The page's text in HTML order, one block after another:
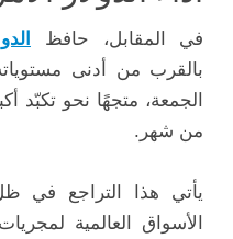
في المقابل، حافظ
بالقرب من أدنى
الجمعة، متجهًا نحو تكبّد
من شهر.
يأتي هذا التراجع في
الأسواق العالمية